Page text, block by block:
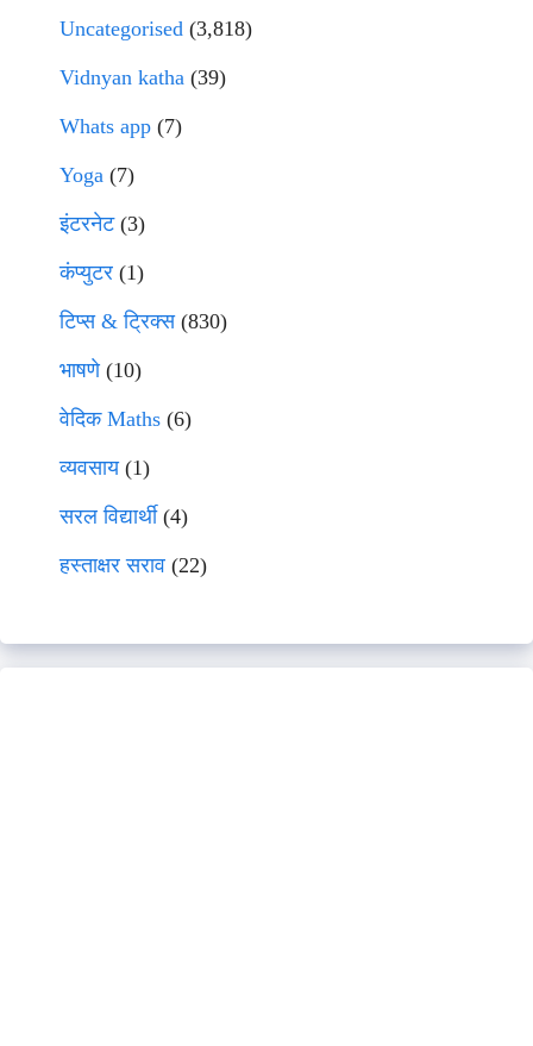
Uncategorised (3,818)
Vidnyan katha (39)
Whats app (7)
Yoga (7)
इंटरनेट(3)
कंप्युटर (1)
टिप्स & ट्रिक्स(830)
भाषणे(10)
वेदिक Maths (6)
व्यवसाय(1)
सरल विद्यार्थी(4)
हस्ताक्षर सराव (22)